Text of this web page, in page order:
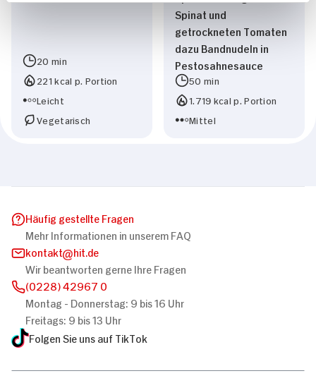
20 min
221 kcal p. Portion
Leicht
Vegetarisch
Spinat und
getrockneten Tomaten
dazu Bandnudeln in
Pestosahnesauce
50 min
1.719 kcal p. Portion
Mittel
Häufig gestellte Fragen
Mehr Informationen in unserem FAQ
kontakt
hit.de
Wir beantworten gerne Ihre Fragen
(0228) 42967 0
Montag - Donnerstag: 9 bis 16 Uhr
Freitags: 9 bis 13 Uhr
Folgen Sie uns auf TikTok